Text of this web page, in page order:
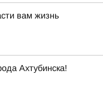
вам жизнь
Ахтубинска!